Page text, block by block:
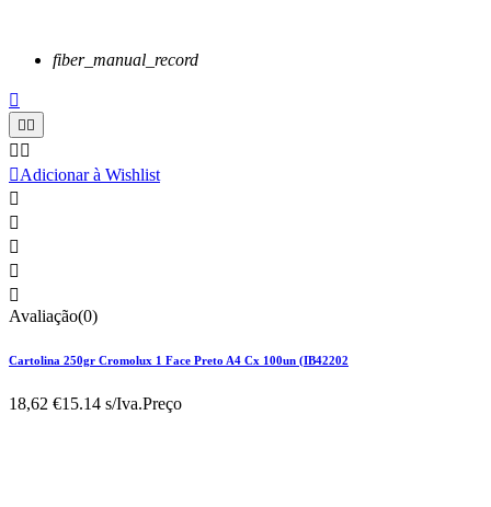
fiber_manual_record

 
 
Adicionar à Wishlist





Avaliação(0)
Cartolina 250gr Cromolux 1 Face Preto A4 Cx 100un (IB42202
18,62 €15.14 s/Iva.Preço